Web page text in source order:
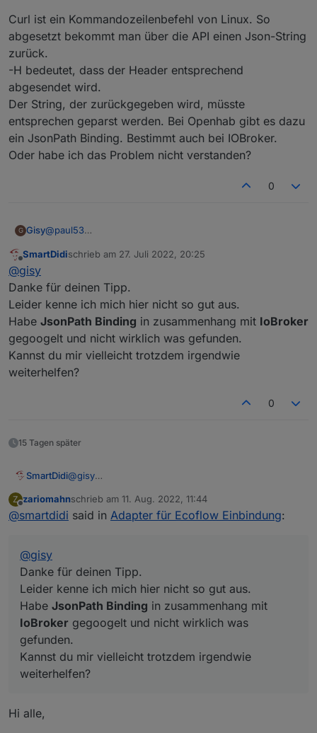
Curl ist ein Kommandozeilenbefehl von Linux. So
abgesetzt bekommt man über die API einen Json-String
zurück.
-H bedeutet, dass der Header entsprechend
abgesendet wird.
Der String, der zurückgegeben wird, müsste
entsprechen geparst werden. Bei Openhab gibt es dazu
ein JsonPath Binding. Bestimmt auch bei IOBroker.
Oder habe ich das Problem nicht verstanden?
0
G Gisy@paul53
(sondern Openhab) :)
Curl ist ein Kommandozeilenbefehl von Linux. So
zurück.
-H bedeutet, dass der Header entsprechend abgesendet
wird.
Der String, der zurückgegeben wird, müsste entsprechen
geparst werden. Bei Openhab gibt es dazu ein JsonPath
Binding. Bestimmt auch bei IOBroker.
Oder habe ich das Problem nicht verstanden?
Offline
SmartDidischrieb am 27. Juli 2022, 20:25
zuletzt editiert von
@gisy
Danke für deinen Tipp.
Leider kenne ich mich hier nicht so gut aus.
Habe JsonPath Binding in zusammenhang mit IoBroker
gegoogelt und nicht wirklich was gefunden.
Kannst du mir vielleicht trotzdem irgendwie
weiterhelfen?
0
15 Tagen später
SmartDidi@gisy
Leider kenne ich mich hier nicht so gut aus.
Habe JsonPath Binding in zusammenhang mit
weiterhelfen?
Z
Offline
zariomahnschrieb am 11. Aug. 2022, 11:44
zuletzt editiert von
@smartdidi said in Adapter für Ecoflow Einbindung:
@gisy
Danke für deinen Tipp.
Leider kenne ich mich hier nicht so gut aus.
Habe JsonPath Binding in zusammenhang mit
IoBroker gegoogelt und nicht wirklich was
gefunden.
Kannst du mir vielleicht trotzdem irgendwie
weiterhelfen?
Hi alle,